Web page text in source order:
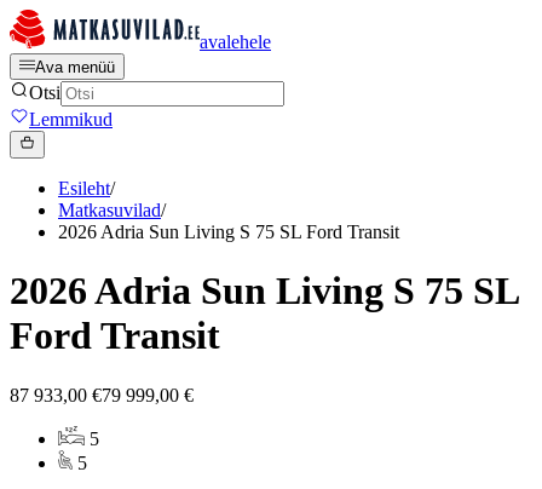
avalehele
Ava menüü
Otsi
Lemmikud
Esileht/
Matkasuvilad/
2026 Adria Sun Living S 75 SL Ford Transit
2026 Adria Sun Living S 75 SL
Ford Transit
87 933,00 €79 999,00 €
5
5